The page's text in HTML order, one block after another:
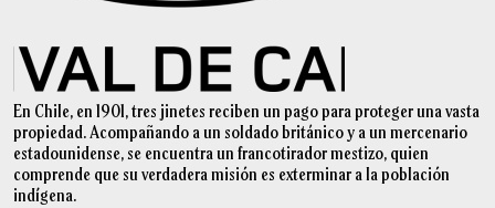
En Chile, en 1901, tres jinetes reciben un pago para proteger una vasta
propiedad. Acompañando a un soldado británico y a un mercenario
estadounidense, se encuentra un francotirador mestizo, quien
comprende que su verdadera misión es exterminar a la población
indígena.